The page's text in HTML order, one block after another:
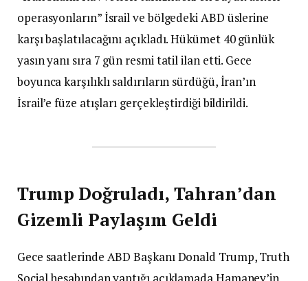
operasyonların” İsrail ve bölgedeki ABD üslerine
karşı başlatılacağını açıkladı. Hükümet 40 günlük
yasın yanı sıra 7 gün resmi tatil ilan etti. Gece
boyunca karşılıklı saldırıların sürdüğü, İran’ın
İsrail’e füze atışları gerçekleştirdiği bildirildi.
Trump Doğruladı, Tahran’dan
Gizemli Paylaşım Geldi
Gece saatlerinde ABD Başkanı Donald Trump, Truth
Social hesabından yaptığı açıklamada Hamaney’in